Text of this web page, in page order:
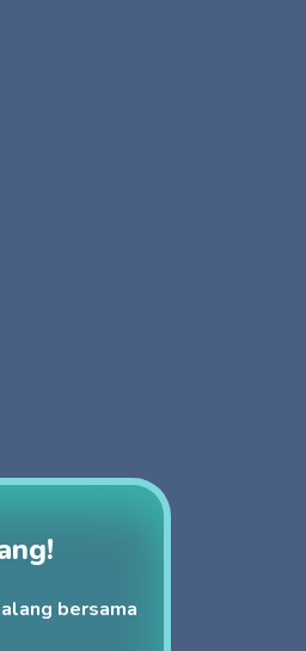
bersama